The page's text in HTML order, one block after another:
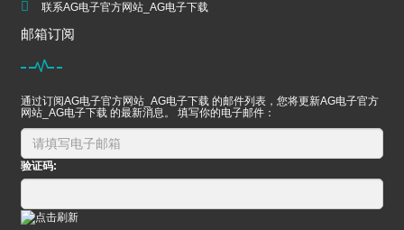
联系AG电子官方网站_AG电子下载
邮箱订阅
通过订阅AG电子官方网站_AG电子下载 的邮件列表，您将更新AG电子官方
网站_AG电子下载 的最新消息。 填写你的电子邮件：
验证码: